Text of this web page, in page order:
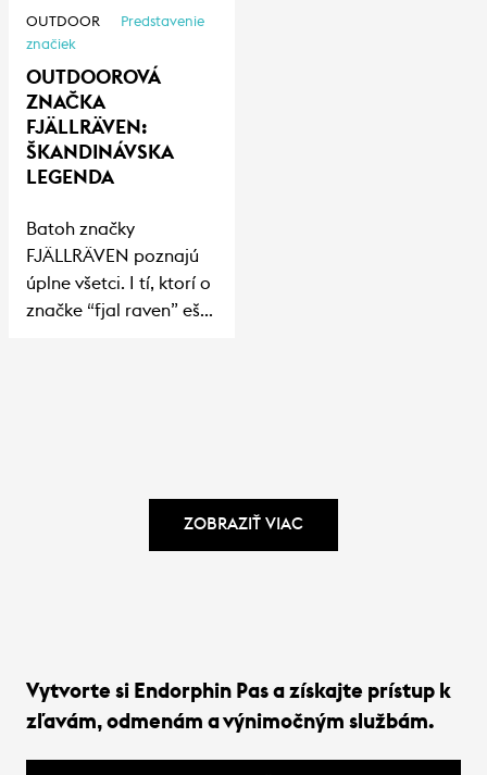
OUTDOOR
Predstavenie
značiek
OUTDOOROVÁ
ZNAČKA
FJÄLLRÄVEN:
ŠKANDINÁVSKA
LEGENDA
Batoh značky
FJÄLLRÄVEN poznajú
úplne všetci. I tí, ktorí o
značke “fjal raven” ešte
ZOBRAZIŤ VIAC
Vytvorte si Endorphin Pas a získajte prístup k
zľavám, odmenám a výnimočným službám.